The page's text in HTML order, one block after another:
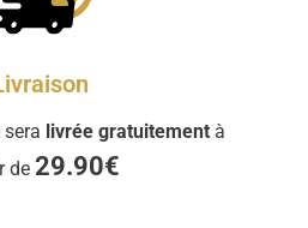
livrée gratuitement à
de 29.90€